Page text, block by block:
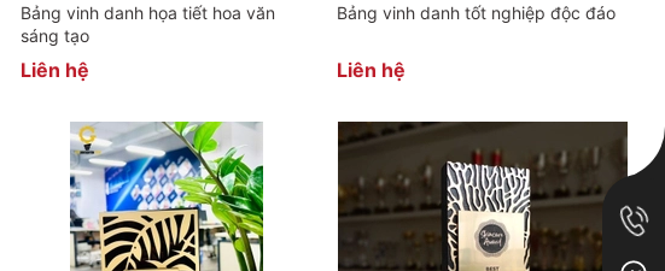
Bảng vinh danh họa tiết hoa văn
sáng tạo
Liên hệ
Bảng vinh danh tốt nghiệp độc đáo
Liên hệ